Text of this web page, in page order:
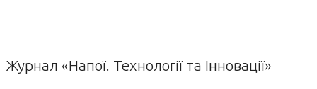
Журнал «Напої. Технології та Інновації»